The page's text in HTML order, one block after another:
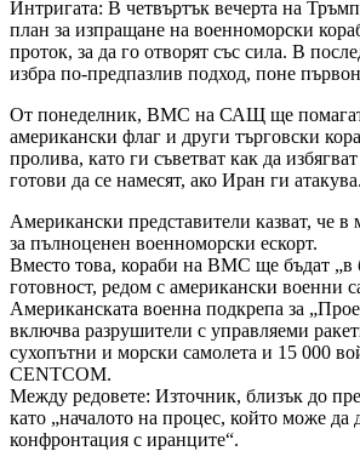
Интригата: В четвъртък вечерта на
план за изпращане на военноморски
проток, за да го отворят със сила. В
избра по-предпазлив подход, поне
От понеделник, ВМС на САЩ ще помагат
американски флаг и други търговски
пролива, като ги съветват как да
готови да се намесят, ако Иран ги атакува.
Американски представители казват, че
за пълноценен военноморски ескорт.
Вместо това, кораби на ВМС ще бъдат „в
готовност, редом с американски военни
Американската военна подкрепа за
включва разрушители с управляеми
сухопътни и морски самолета и 15 000
CENTCOM.
Между редовете: Източник, близък до
като „началото на процес, който може да
конфронтация с иранците“.